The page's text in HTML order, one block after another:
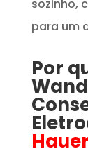
sozinho,
para um
Por
Hauer